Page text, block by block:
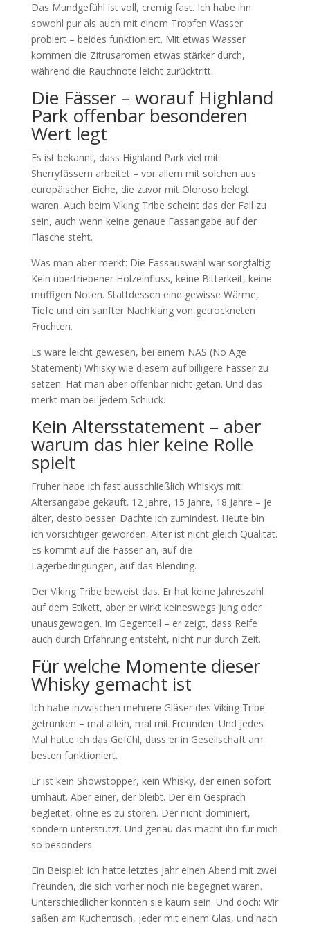
Das Mundgefühl ist voll, cremig fast. Ich habe ihn
sowohl pur als auch mit einem Tropfen Wasser
probiert – beides funktioniert. Mit etwas Wasser
kommen die Zitrusaromen etwas stärker durch,
während die Rauchnote leicht zurücktritt.
Die Fässer – worauf Highland
Park offenbar besonderen
Wert legt
Es ist bekannt, dass Highland Park viel mit
Sherryfässern arbeitet – vor allem mit solchen aus
europäischer Eiche, die zuvor mit Oloroso belegt
waren. Auch beim Viking Tribe scheint das der Fall zu
sein, auch wenn keine genaue Fassangabe auf der
Flasche steht.
Was man aber merkt: Die Fassauswahl war sorgfältig.
Kein übertriebener Holzeinfluss, keine Bitterkeit, keine
muffigen Noten. Stattdessen eine gewisse Wärme,
Tiefe und ein sanfter Nachklang von getrockneten
Früchten.
Es wäre leicht gewesen, bei einem NAS (No Age
Statement) Whisky wie diesem auf billigere Fässer zu
setzen. Hat man aber offenbar nicht getan. Und das
merkt man bei jedem Schluck.
Kein Altersstatement – aber
warum das hier keine Rolle
spielt
Früher habe ich fast ausschließlich Whiskys mit
Altersangabe gekauft. 12 Jahre, 15 Jahre, 18 Jahre – je
älter, desto besser. Dachte ich zumindest. Heute bin
ich vorsichtiger geworden. Alter ist nicht gleich Qualität.
Es kommt auf die Fässer an, auf die
Lagerbedingungen, auf das Blending.
Der Viking Tribe beweist das. Er hat keine Jahreszahl
auf dem Etikett, aber er wirkt keineswegs jung oder
unausgewogen. Im Gegenteil – er zeigt, dass Reife
auch durch Erfahrung entsteht, nicht nur durch Zeit.
Für welche Momente dieser
Whisky gemacht ist
Ich habe inzwischen mehrere Gläser des Viking Tribe
getrunken – mal allein, mal mit Freunden. Und jedes
Mal hatte ich das Gefühl, dass er in Gesellschaft am
besten funktioniert.
Er ist kein Showstopper, kein Whisky, der einen sofort
umhaut. Aber einer, der bleibt. Der ein Gespräch
begleitet, ohne es zu stören. Der nicht dominiert,
sondern unterstützt. Und genau das macht ihn für mich
so besonders.
Ein Beispiel: Ich hatte letztes Jahr einen Abend mit zwei
Freunden, die sich vorher noch nie begegnet waren.
Unterschiedlicher konnten sie kaum sein. Und doch: Wir
saßen am Küchentisch, jeder mit einem Glas, und nach